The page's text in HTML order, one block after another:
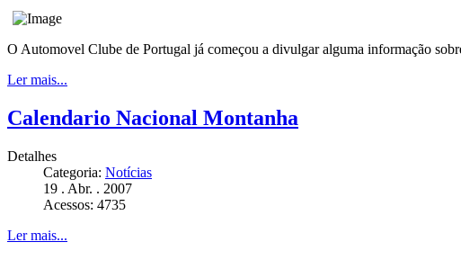
O Automovel Clube de Portugal já começou a divulgar alguma informação
Ler mais...
Calendario Nacional Montanha
Detalhes
Categoria: Notícias
19 . Abr. . 2007
Acessos: 4735
Ler mais...